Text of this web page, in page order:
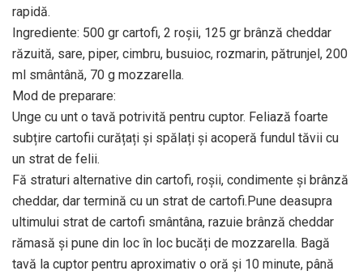
rapidă.
Ingrediente: 500 gr cartofi, 2 roșii, 125 gr brânză cheddar
răzuită, sare, piper, cimbru, busuioc, rozmarin, pătrunjel, 200
ml smântână, 70 g mozzarella.
Mod de preparare:
Unge cu unt o tavă potrivită pentru cuptor. Feliază foarte
subțire cartofii curățați și spălați și acoperă fundul tăvii cu
un strat de felii.
Fă straturi alternative din cartofi, roșii, condimente și brânză
cheddar, dar termină cu un strat de cartofi.Pune deasupra
ultimului strat de cartofi smântâna, razuie brânză cheddar
rămasă și pune din loc în loc bucăți de mozzarella. Bagă
tavă la cuptor pentru aproximativ o oră și 10 minute, până